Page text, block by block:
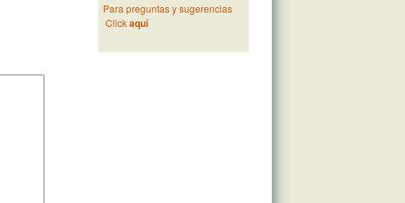
Para preguntas y sugerencias
Clickaquí